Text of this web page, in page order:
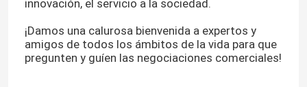
innovación, el servicio a la sociedad.
¡Damos una calurosa bienvenida a expertos y
amigos de todos los ámbitos de la vida para que
pregunten y guíen las negociaciones comerciales!